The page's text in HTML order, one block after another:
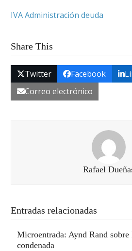
IVA Administración deuda
Share This
Twitter Facebook
Correo electrónico
Rafael
Entradas relacionadas
Microentrada: Aynd Rand sobre
condenada